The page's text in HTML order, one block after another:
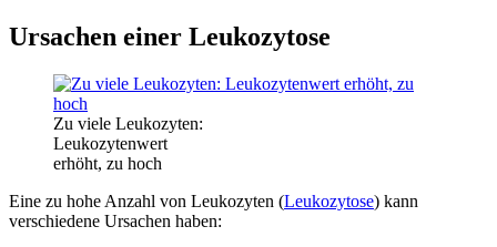
Ursachen einer Leukozytose
Zu viele Leukozyten:
Leukozytenwert
erhöht, zu hoch
Eine zu hohe Anzahl von Leukozyten (Leukozytose) kann
verschiedene Ursachen haben: